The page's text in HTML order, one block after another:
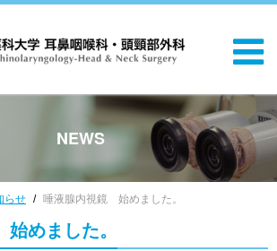
NEWS
らせ 唾液腺内視鏡 始めました。
めました。